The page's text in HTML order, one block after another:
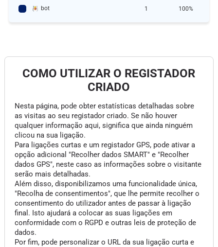
bot 1 100%
COMO UTILIZAR O REGISTADOR
CRIADO
Nesta página, pode obter estatísticas detalhadas sobre
as visitas ao seu registador criado. Se não houver
qualquer informação aqui, significa que ainda ninguém
clicou na sua ligação.
Para ligações curtas e um registador GPS, pode ativar a
opção adicional "Recolher dados SMART" e "Recolher
dados GPS", neste caso as informações sobre o visitante
serão mais detalhadas.
Além disso, disponibilizamos uma funcionalidade única,
"Recolha de consentimentos", que lhe permite recolher o
consentimento do utilizador antes de passar à ligação
final. Isto ajudará a colocar as suas ligações em
conformidade com o RGPD e outras leis de proteção de
dados.
Por fim, pode personalizar o URL da sua ligação curta e